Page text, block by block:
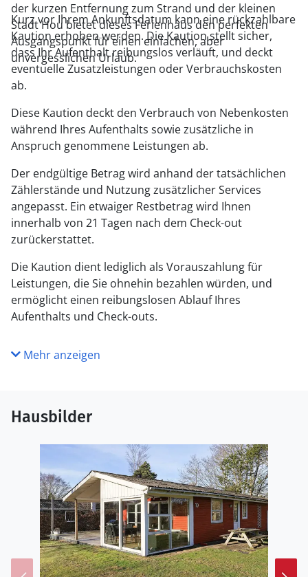
der kurzen Entfernung zum Strand und der kleinen
Stadt Hou bietet dieses Ferienhaus den perfekten
Ausgangspunkt für einen einfachen, aber
unvergesslichen Urlaub.
Kurz vor Ihrem Ankunftsdatum kann eine rückzahlbare
Kaution erhoben werden. Die Kaution stellt sicher,
dass Ihr Aufenthalt reibungslos verläuft, und deckt
eventuelle Zusatzleistungen oder Verbrauchskosten
ab.
Diese Kaution deckt den Verbrauch von Nebenkosten
während Ihres Aufenthalts sowie zusätzliche in
Anspruch genommene Leistungen ab.
Der endgültige Betrag wird anhand der tatsächlichen
Zählerstände und Nutzung zusätzlicher Services
angepasst. Ein etwaiger Restbetrag wird Ihnen
innerhalb von 21 Tagen nach dem Check-out
zurückerstattet.
Die Kaution dient lediglich als Vorauszahlung für
Leistungen, die Sie ohnehin bezahlen würden, und
ermöglicht einen reibungslosen Ablauf Ihres
Aufenthalts und Check-outs.
Mehr anzeigen
Hausbilder